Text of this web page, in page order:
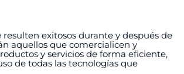
resulten exitosos durante y después de
aquellos que comercialicen y
y servicios de forma eficiente,
de todas las tecnologías que